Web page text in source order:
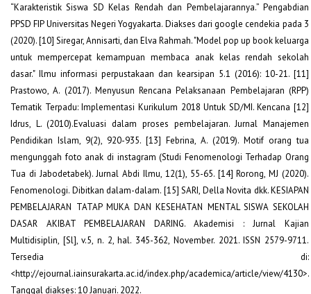
“Karakteristik Siswa SD Kelas Rendah dan Pembelajarannya.” Pengabdian
PPSD FIP Universitas Negeri Yogyakarta. Diakses dari google cendekia pada 3
(2020). [10] Siregar, Annisarti, dan Elva Rahmah. "Model pop up book keluarga
untuk mempercepat kemampuan membaca anak kelas rendah sekolah
dasar." Ilmu informasi perpustakaan dan kearsipan 5.1 (2016): 10-21. [11]
Prastowo, A. (2017). Menyusun Rencana Pelaksanaan Pembelajaran (RPP)
Tematik Terpadu: Implementasi Kurikulum 2018 Untuk SD/MI. Kencana [12]
Idrus, L. (2010).Evaluasi dalam proses pembelajaran. Jurnal Manajemen
Pendidikan Islam, 9(2), 920-935. [13] Febrina, A. (2019). Motif orang tua
mengunggah foto anak di instagram (Studi Fenomenologi Terhadap Orang
Tua di Jabodetabek). Jurnal Abdi Ilmu, 12(1), 55-65. [14] Rorong, MJ (2020).
Fenomenologi. Dibitkan dalam-dalam. [15] SARI, Della Novita dkk. KESIAPAN
PEMBELAJARAN TATAP MUKA DAN KESEHATAN MENTAL SISWA SEKOLAH
DASAR AKIBAT PEMBELAJARAN DARING. Akademisi : Jurnal Kajian
Multidisiplin, [Sl], v.5, n. 2, hal. 345-362, November. 2021. ISSN 2579-9711.
Tersedia di:
<http://ejournal.iainsurakarta.ac.id/index.php/academica/article/view/4130>.
Tanggal diakses: 10 Januari. 2022.